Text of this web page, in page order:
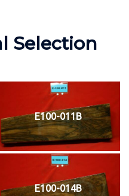
Selection
E100-011B
E100-014B